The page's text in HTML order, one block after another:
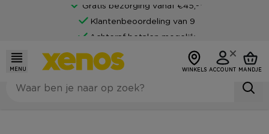
Gratis bezorging vanaf €45,-*
Klantenbeoordeling van 9
Achteraf betalen mogelijk
MENU WINKELS ACCOUNT MANDJE